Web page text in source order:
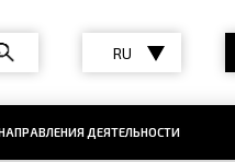
RU
ДЕЯТЕЛЬНОСТИ